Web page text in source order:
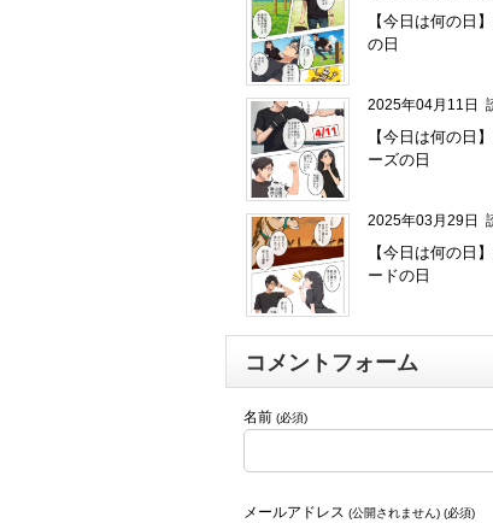
【今日は何の日
の日
2025年04月11日
【今日は何の日
ーズの日
2025年03月29日
【今日は何の日
ードの日
コメントフォーム
名前 (必須)
メールアドレス (公開されません) (必須)